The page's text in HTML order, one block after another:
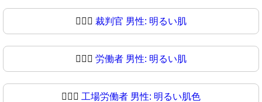
👨🏻‍⚖️ 裁判官 男性: 明るい肌
👨🏻‍⚖ 労働者 男性: 明るい肌
👨🏼‍⚖️ 工場労働者 男性: 明るい肌色